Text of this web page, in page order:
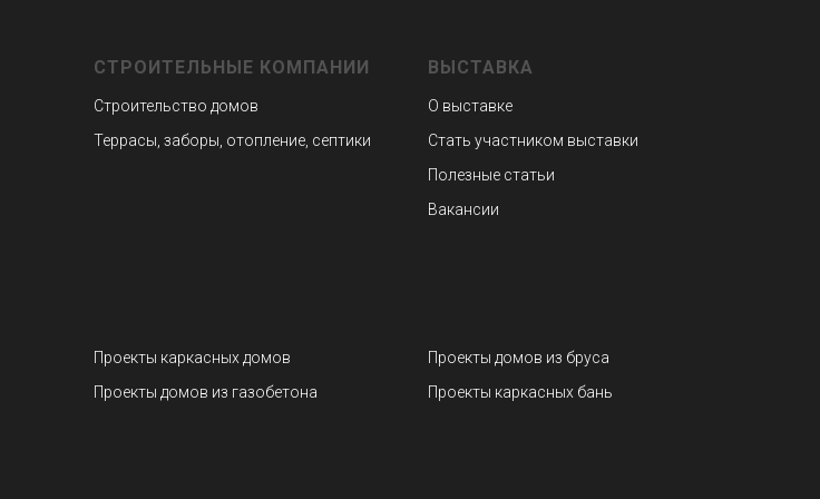
СТРОИТЕЛЬНЫЕ КОМПАНИИ
Строительство домов
Террасы, заборы, отопление, септики
ВЫСТАВКА
О выставке
Стать участником выставки
Полезные статьи
Вакансии
Проекты каркасных домов
Проекты домов из газобетона
Проекты домов из бруса
Проекты каркасных бань